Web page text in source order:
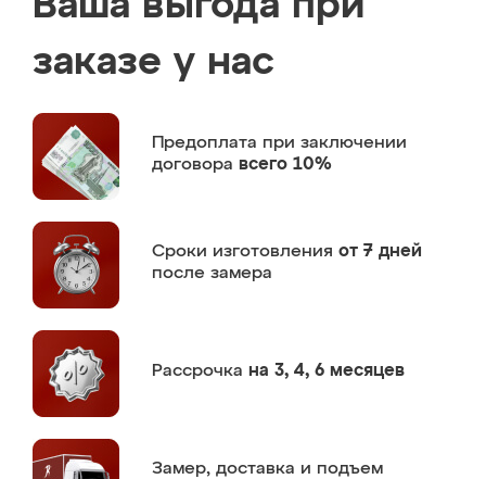
заказе у нас
Предоплата при заключении
договора всего 10%
Сроки изготовления от 7 дней
после замера
Рассрочка на 3, 4, 6 месяцев
Замер, доставка и подъем